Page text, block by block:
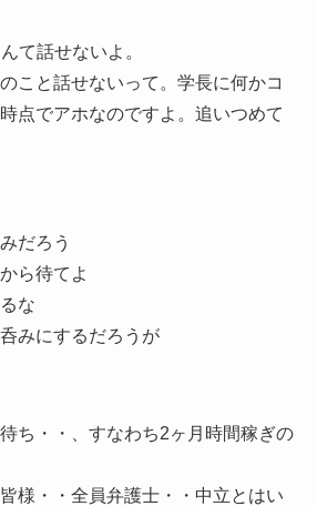
て話せないよ。
こと話せないって。学長に何かコ
点でアホなのですよ。追いつめて
だろう
ら待てよ
な
みにするだろうが
ち・・、すなわち2ヶ月時間稼ぎの
様・・全員弁護士・・中立とはい